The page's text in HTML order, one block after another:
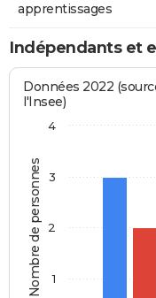
apprentissages
Indépendants et
Nombre de personnes
Données 2022
l'Insee)
1
2
3
4